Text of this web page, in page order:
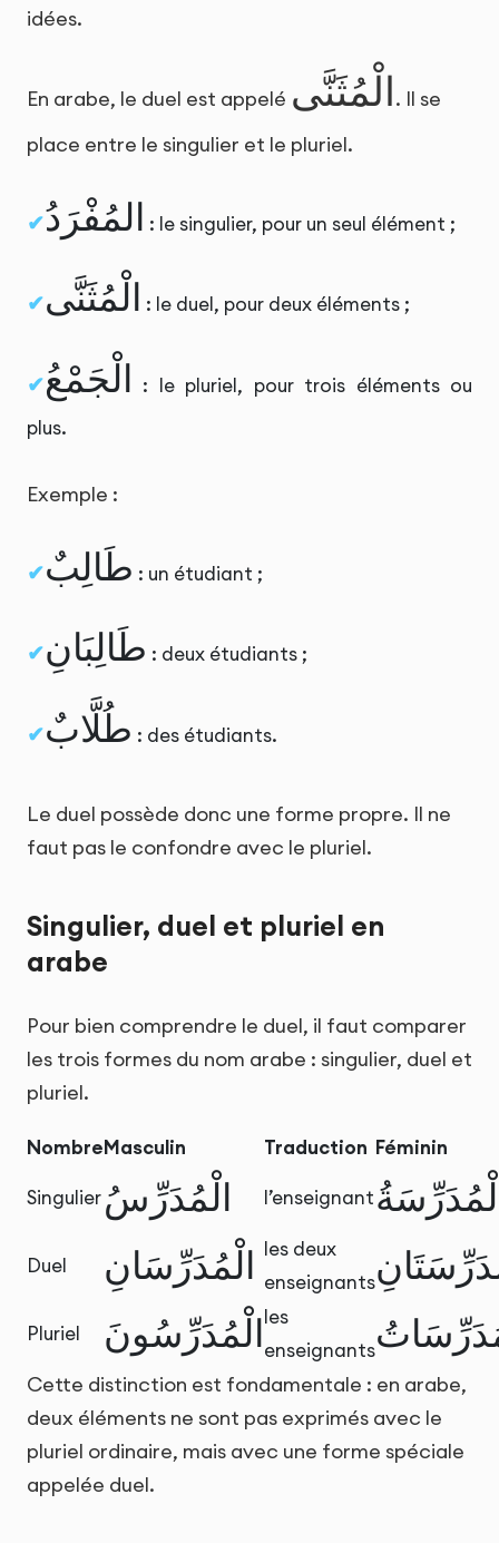
idées.
En arabe, le duel est appelé الْمُثَنَّى
. Il se
place entre le singulier et le pluriel.
المُفْرَدُ : le singulier, pour un seul élément ;
الْمُثَنَّى : le duel, pour deux éléments ;
الْجَمْعُ
: le pluriel, pour trois éléments ou
plus.
Exemple :
طَالِبٌ : un étudiant ;
طَالِبَانِ : deux étudiants ;
طُلَّابٌ : des étudiants.
Le duel possède donc une forme propre. Il ne
faut pas le confondre avec le pluriel.
Singulier, duel et pluriel en
arabe
Pour bien comprendre le duel, il faut comparer
les trois formes du nom arabe : singulier, duel et
pluriel.
NombreMasculin Traduction Féminin
Singulierالْمُدَرِّسُ l’enseignant
Duel الْمُدَرِّسَانِ
les deux
enseignants
Pluriel الْمُدَرِّسُونَ les
enseignants
Cette distinction est fondamentale : en arabe,
deux éléments ne sont pas exprimés avec le
pluriel ordinaire, mais avec une forme spéciale
appelée duel.